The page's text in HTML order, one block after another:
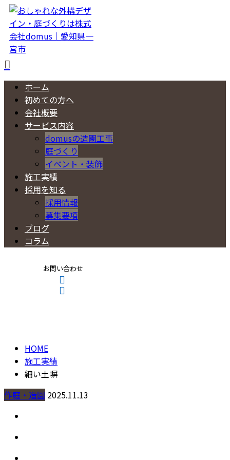
ホーム
初めての方へ
会社概要
サービス内容
domusの造園工事
庭づくり
イベント・装飾
施工実績
採用を知る
採用情報
募集要項
ブログ
コラム
お問い合わせ
HOME
施工実績
細い土塀
作庭・造園 2025.11.13